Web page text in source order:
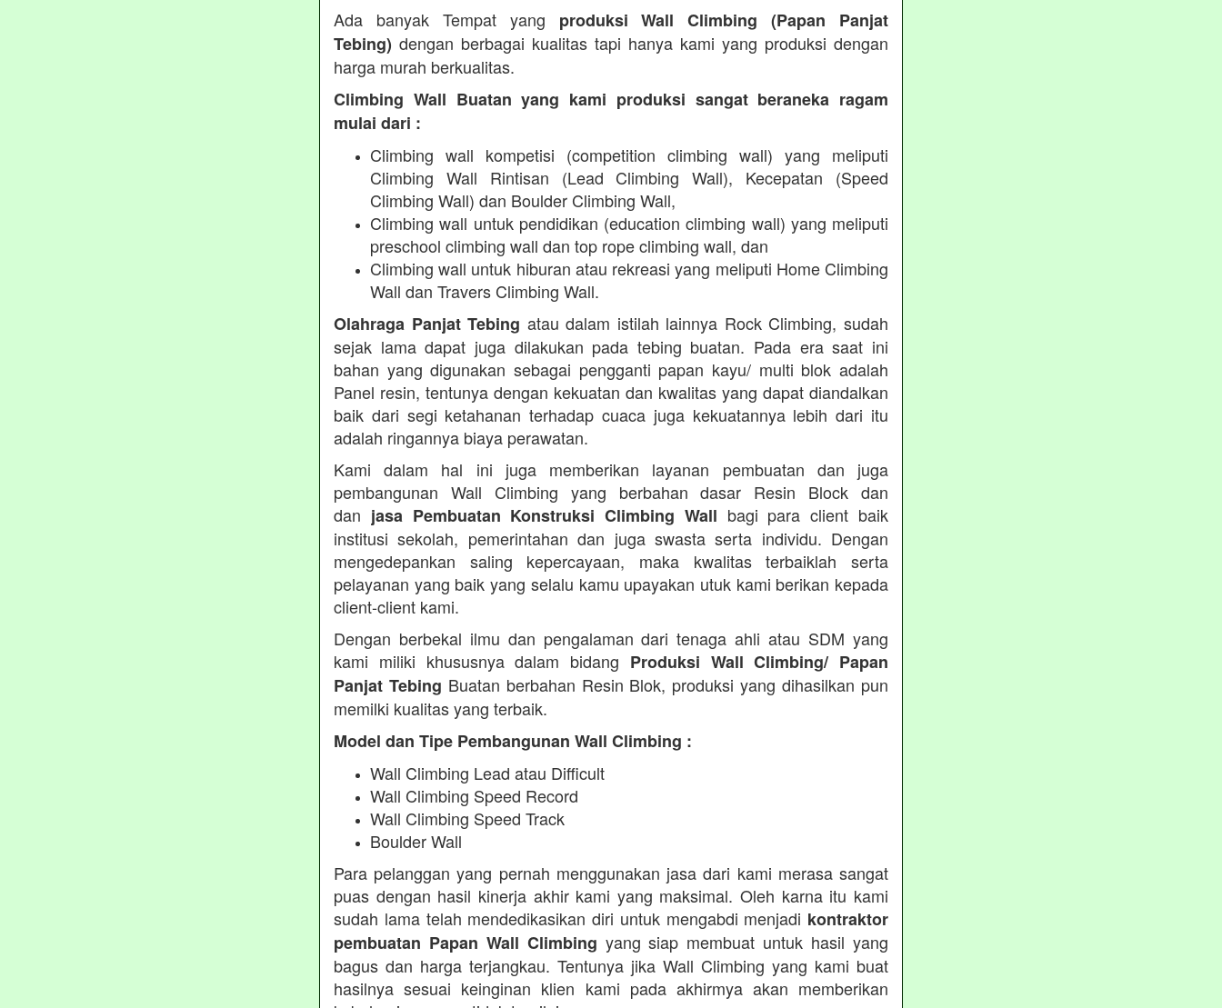
Ada banyak Tempat yang produksi Wall Climbing (Papan Panjat
Tebing) dengan berbagai kualitas tapi hanya kami yang produksi dengan
harga murah berkualitas.
Climbing Wall Buatan yang kami produksi sangat beraneka ragam
mulai dari :
Climbing wall kompetisi (competition climbing wall) yang meliputi
Climbing Wall Rintisan (Lead Climbing Wall), Kecepatan (Speed
Climbing Wall) dan Boulder Climbing Wall,
Climbing wall untuk pendidikan (education climbing wall) yang meliputi
preschool climbing wall dan top rope climbing wall, dan
Climbing wall untuk hiburan atau rekreasi yang meliputi Home Climbing
Wall dan Travers Climbing Wall.
Olahraga Panjat Tebing atau dalam istilah lainnya Rock Climbing, sudah
sejak lama dapat juga dilakukan pada tebing buatan. Pada era saat ini
bahan yang digunakan sebagai pengganti papan kayu/ multi blok adalah
Panel resin, tentunya dengan kekuatan dan kwalitas yang dapat diandalkan
baik dari segi ketahanan terhadap cuaca juga kekuatannya lebih dari itu
adalah ringannya biaya perawatan.
Kami dalam hal ini juga memberikan layanan pembuatan dan juga
pembangunan Wall Climbing yang berbahan dasar Resin Block dan
dan jasa Pembuatan Konstruksi Climbing Wall bagi para client baik
institusi sekolah, pemerintahan dan juga swasta serta individu. Dengan
mengedepankan saling kepercayaan, maka kwalitas terbaiklah serta
pelayanan yang baik yang selalu kamu upayakan utuk kami berikan kepada
client-client kami.
Dengan berbekal ilmu dan pengalaman dari tenaga ahli atau SDM yang
kami miliki khususnya dalam bidang Produksi Wall Climbing/ Papan
Panjat Tebing Buatan berbahan Resin Blok, produksi yang dihasilkan pun
memilki kualitas yang terbaik.
Model dan Tipe Pembangunan Wall Climbing :
Wall Climbing Lead atau Difficult
Wall Climbing Speed Record
Wall Climbing Speed Track
Boulder Wall
Para pelanggan yang pernah menggunakan jasa dari kami merasa sangat
puas dengan hasil kinerja akhir kami yang maksimal. Oleh karna itu kami
sudah lama telah mendedikasikan diri untuk mengabdi menjadi kontraktor
pembuatan Papan Wall Climbing yang siap membuat untuk hasil yang
bagus dan harga terjangkau. Tentunya jika Wall Climbing yang kami buat
hasilnya sesuai keinginan klien kami pada akhirmya akan memberikan